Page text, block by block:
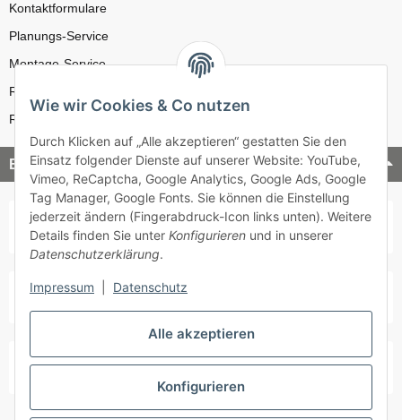
Kontaktformulare
Planungs-Service
Montage-Service
Reparatur-Service
Retouren-Service
Bezahlung & Versand
Alle akzeptieren
Konfigurieren
Wie wir Cookies & Co nutzen
Durch Klicken auf „Alle akzeptieren“ gestatten Sie den
Einsatz folgender Dienste auf unserer Website: YouTube,
Vimeo, ReCaptcha, Google Analytics, Google Ads, Google
Tag Manager, Google Fonts. Sie können die Einstellung
jederzeit ändern (Fingerabdruck-Icon links unten). Weitere
Details finden Sie unter Konfigurieren und in unserer
Datenschutzerklärung.
Impressum Datenschutz